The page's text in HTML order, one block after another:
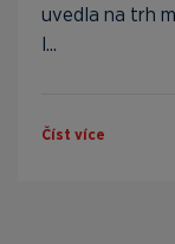
uvedla na trh
l...
Číst více